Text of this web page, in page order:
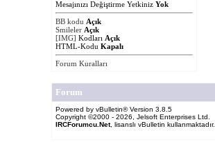
Mesajınızı Değiştirme Yetkiniz Yok
BB kodu Açık
Smileler Açık
[IMG] Kodları Açık
HTML-Kodu Kapalı
Forum Kuralları
Forum
Powered by vBulletin® Version 3.8.5
Copyright ©2000 - 2026, Jelsoft Enterprises Ltd.
IRCForumcu.Net, lisanslı vBulletin kullanmaktadır.